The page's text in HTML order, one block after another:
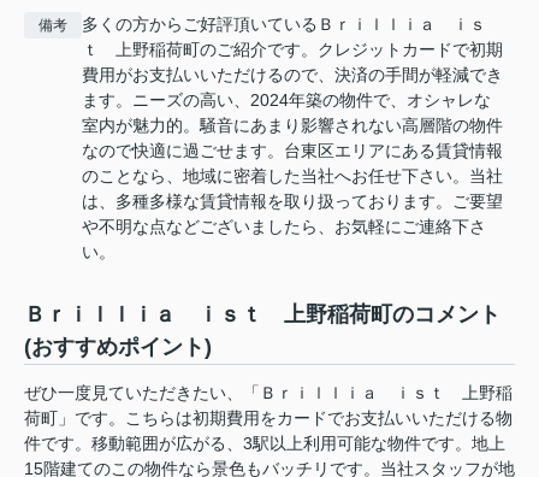
備考
多くの方からご好評頂いているＢｒｉｌｌｉａ ｉｓ
ｔ 上野稲荷町のご紹介です。クレジットカードで初期
費用がお支払いいただけるので、決済の手間が軽減でき
ます。ニーズの高い、2024年築の物件で、オシャレな
室内が魅力的。騒音にあまり影響されない高層階の物件
なので快適に過ごせます。台東区エリアにある賃貸情報
のことなら、地域に密着した当社へお任せ下さい。当社
は、多種多様な賃貸情報を取り扱っております。ご要望
や不明な点などございましたら、お気軽にご連絡下さ
い。
Ｂｒｉｌｌｉａ ｉｓｔ 上野稲荷町のコメント
(おすすめポイント)
ぜひ一度見ていただきたい、「Ｂｒｉｌｌｉａ ｉｓｔ 上野稲
荷町」です。こちらは初期費用をカードでお支払いいただける物
件です。移動範囲が広がる、3駅以上利用可能な物件です。地上
15階建てのこの物件なら景色もバッチリです。当社スタッフが地